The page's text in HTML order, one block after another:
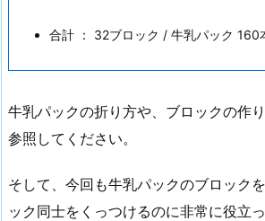
テ
ル
が
き
た
合計 ： 32ブロック / 牛乳パック 160
牛乳パックの折り方や、ブロックの作
参照してください。
そして、今回も牛乳パックのブロック
ック同士をくっつけるのに非常に役立